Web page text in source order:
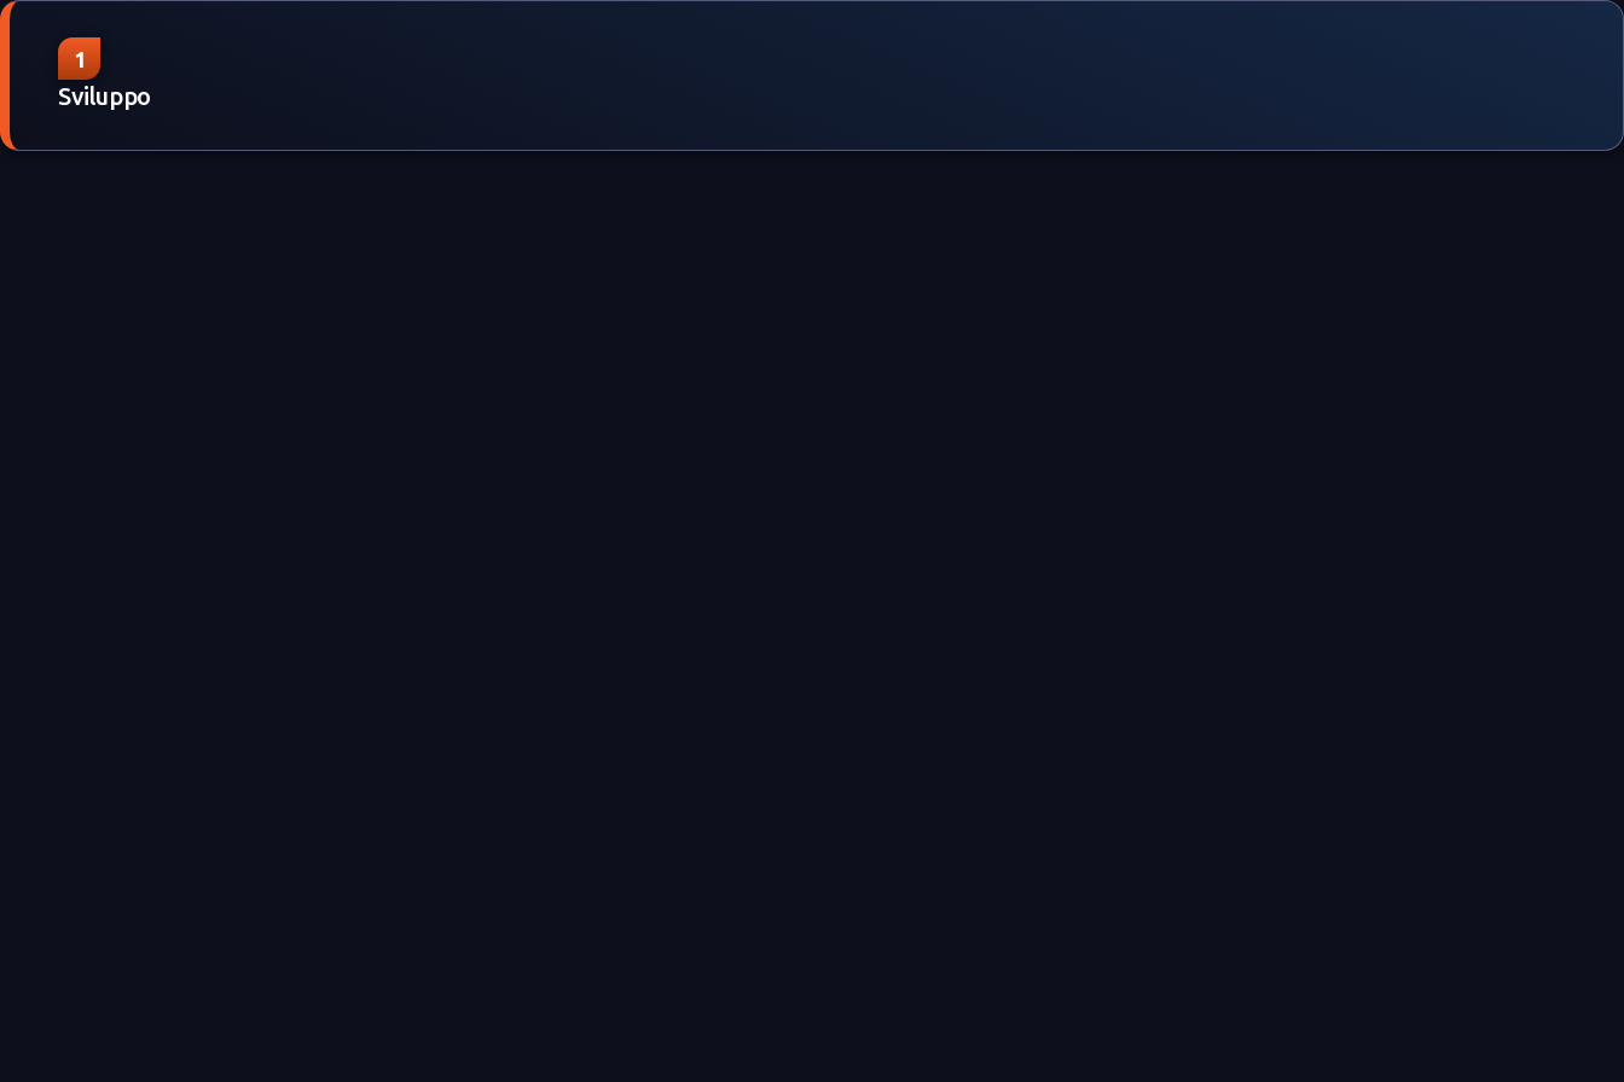
1
Sviluppo